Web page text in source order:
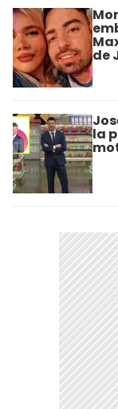
de
la